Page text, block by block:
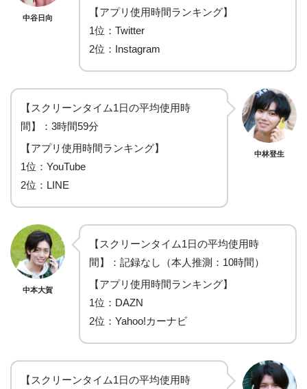
中谷日向
【アプリ使用時間ランキング】
1位：Twitter
2位：Instagram
【スクリーンタイム1日の平均使用時
間】：3時間59分
【アプリ使用時間ランキング】
1位：YouTube
2位：LINE
中林登生
中本大賀
【スクリーンタイム1日の平均使用時
間】：記録なし（本人推測：10時間）
【アプリ使用時間ランキング】
1位：DAZN
2位：Yahoo!カーナビ
【スクリーンタイム1日の平均使用時